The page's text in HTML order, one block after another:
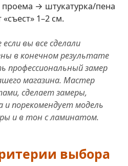
проема → штукатурка/пена
1–2 см.
вы все сделали
в конечном результате
профессиональный замер
магазина. Мастер
сделает замеры,
и порекомендует модель
и в тон с ламинатом.
выбора